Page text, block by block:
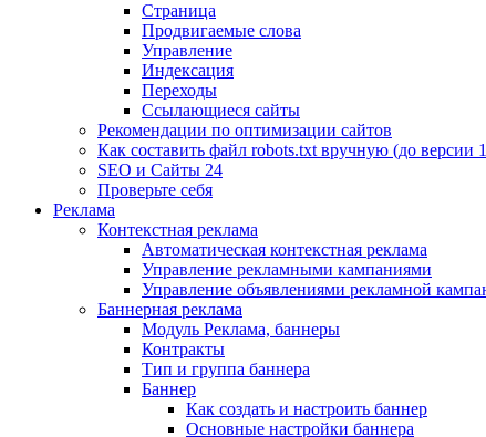
Страница
Продвигаемые слова
Управление
Индексация
Переходы
Ссылающиеся сайты
Рекомендации по оптимизации сайтов
Как составить файл robots.txt вручную (до версии
SEO и Сайты 24
Проверьте себя
Реклама
Контекстная реклама
Автоматическая контекстная реклама
Управление рекламными кампаниями
Управление объявлениями рекламной
Баннерная реклама
Модуль Реклама, баннеры
Контракты
Тип и группа баннера
Баннер
Как создать и настроить баннер
Основные настройки баннера